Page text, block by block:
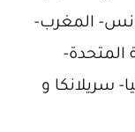
المغرب-
المتحدة-
سريلانكا و